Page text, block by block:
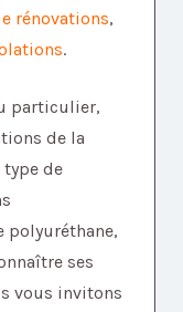
rénovations,
.
particulier,
de la
de
polyuréthane,
ses
vous invitons